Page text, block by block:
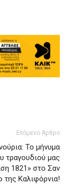
Επόμενο Άρθρο
Το μήνυμα
τραγουδιού μας
1821» στο Σαν
της Καλιφόρνια!